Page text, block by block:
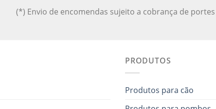
(*) Envio de encomendas sujeito a cobrança de portes
PRODUTOS
Produtos para cão